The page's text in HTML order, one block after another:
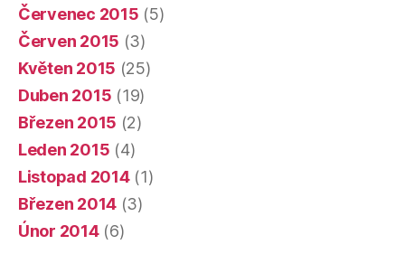
Červenec 2015 (5)
Červen 2015 (3)
Květen 2015 (25)
Duben 2015 (19)
Březen 2015 (2)
Leden 2015 (4)
Listopad 2014(1)
Březen 2014 (3)
Únor 2014(6)